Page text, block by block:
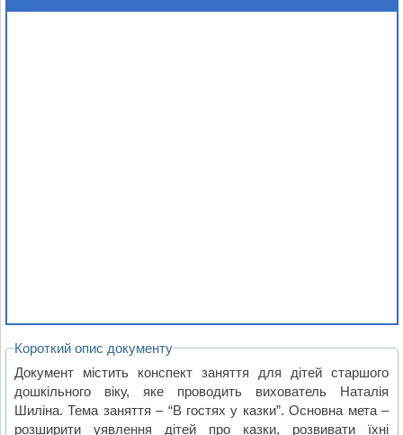
Короткий опис документу
Документ містить конспект заняття для дітей старшого
дошкільного віку, яке проводить вихователь Наталія
Шиліна. Тема заняття – “В гостях у казки”. Основна мета –
розширити уявлення дітей про казки, розвивати їхні